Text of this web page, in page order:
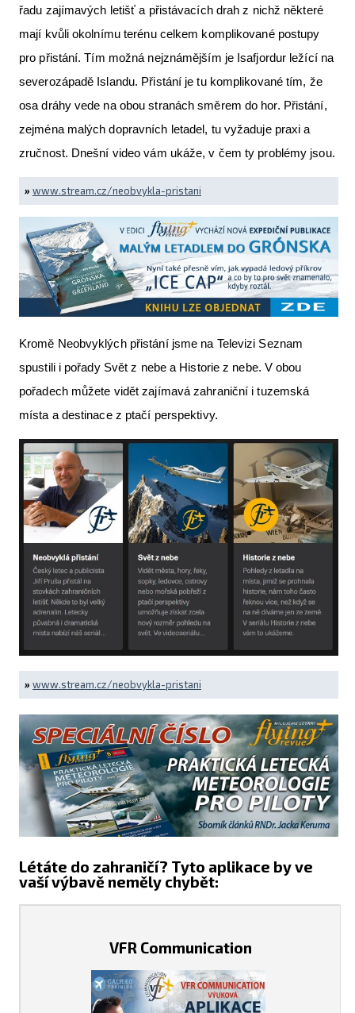
řadu zajímavých letišť a přistávacích drah z nichž některé
mají kvůli okolnímu terénu celkem komplikované postupy
pro přistání. Tím možná nejznámějším je Isafjordur ležící na
severozápadě Islandu. Přistání je tu komplikované tím, že
osa dráhy vede na obou stranách směrem do hor. Přistání,
zejména malých dopravních letadel, tu vyžaduje praxi a
zručnost. Dnešní video vám ukáže, v čem ty problémy jsou.
» www.stream.cz/neobvykla-pristani
Kromě Neobvyklých přistání jsme na Televizi Seznam
spustili i pořady Svět z nebe a Historie z nebe. V obou
pořadech můžete vidět zajímavá zahraniční i tuzemská
místa a destinace z ptačí perspektivy.
» www.stream.cz/neobvykla-pristani
Létáte do zahraničí? Tyto aplikace by ve
vaší výbavě neměly chybět:
VFR Communication